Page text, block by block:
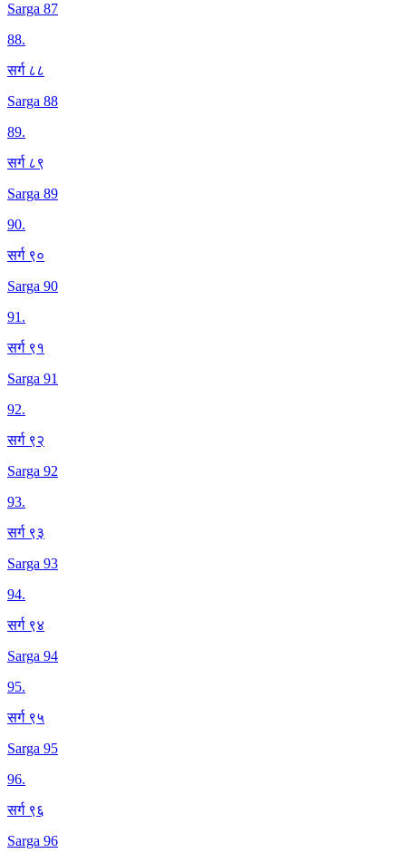
Sarga 87
88.
सर्ग ८८
Sarga 88
89.
सर्ग ८९
Sarga 89
90.
सर्ग ९०
Sarga 90
91.
सर्ग ९१
Sarga 91
92.
सर्ग ९२
Sarga 92
93.
सर्ग ९३
Sarga 93
94.
सर्ग ९४
Sarga 94
95.
सर्ग ९५
Sarga 95
96.
सर्ग ९६
Sarga 96